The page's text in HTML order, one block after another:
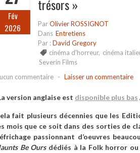
Fév
2026
trésors »
ParOlivier ROSSIGNOT
Dans Entretiens
Par :David Gregory
cinéma d'horreur, cinéma
Severin Films
commentaire - Laisser un commentaire
version anglaise est disponible plus bas
fait plusieurs décennies que les
mois que ce soit dans des sorties de
passionnant d’oeuvres
Be Oursdédiés à la Folk horror ou